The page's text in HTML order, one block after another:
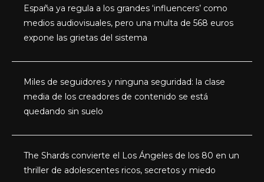
España ya regula a los grandes ‘influencers’ como
medios audiovisuales, pero una multa de 568 euros
expone las grietas del sistema
Miles de seguidores y ninguna seguridad: la clase
media de los creadores de contenido se está
quedando sin suelo
The Shards convierte el Los Ángeles de los 80 en un
thriller de adolescentes ricos, secretos y miedo